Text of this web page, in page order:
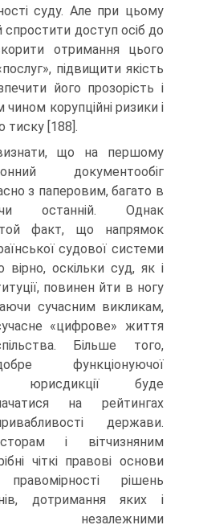
суду. Але при цьому
спростити доступ осіб до
отримання цього
підвищити якість
його прозорість і
чином корупційні ризики і
тиску [188].
що на першому
документообіг
з паперовим, багато в
останній. Однак
факт, що напрямок
судової системи
оскільки суд, як і
повинен йти в ногу
сучасним викликам,
«цифрове» життя
Більше того,
функціонуючої
юрисдикції буде
на рейтингах
держави.
і вітчизняним
чіткі правові основи
рішень
дотримання яких і
незалежними